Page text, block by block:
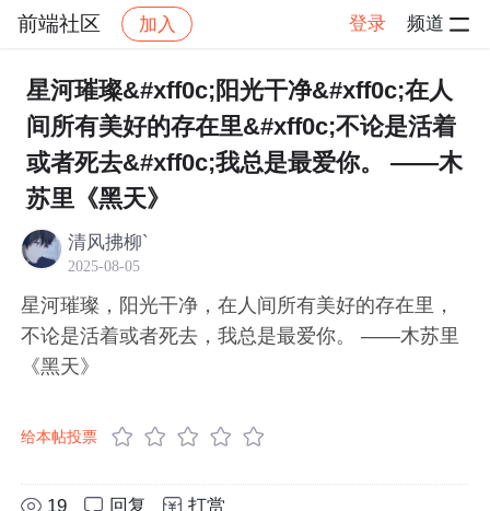
前端社区 加入 登录 频道
社区 前端社区 感慨 帖子详情
星河璀璨&#xff0c;阳光干净&#xff0c;在人
间所有美好的存在里&#xff0c;不论是活着
或者死去&#xff0c;我总是最爱你。 ——木
苏里《黑天》
清风拂柳`
2025-08-05
星河璀璨，阳光干净，在人间所有美好的存在里，
不论是活着或者死去，我总是最爱你。 ——木苏里
《黑天》
给本帖投票
19 回复 打赏